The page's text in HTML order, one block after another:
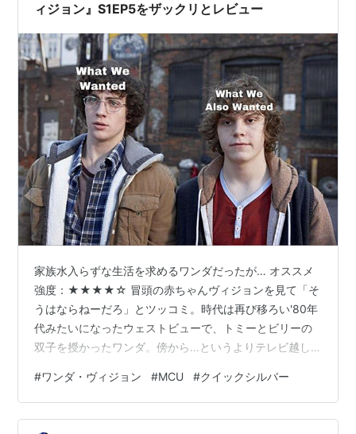
ィジョン』S1EP5をザックリとレビュー
家族水入らずな生活を求めるワンダだったが… オススメ
強度：★★★★☆ 冒頭の赤ちゃんヴィジョンを見て「そ
うはならねーだろ」とツッコミ。時代は再び移ろい'80年
代みたいになったウェストビューで、トミーとビリーの
双子を授かったワンダ。傍から…というよりテレビ越し
時間を謳歌しようと試行錯誤してる風な二人。 他方、ウ
ェストビューのすぐ外。SWORDの前線拠点では、開放さ
れたモニカの情報と合わせ、ワンダのこれまでの奇行が
#ワンダ・ヴィジョン #MCU #クイックシルバー